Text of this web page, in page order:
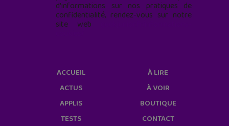
d'informations sur nos pratiques de
confidentialité, rendez-vous sur notre
site web
ACCUEIL
ACTUS
APPLIS
TESTS
À LIRE
À VOIR
BOUTIQUE
CONTACT